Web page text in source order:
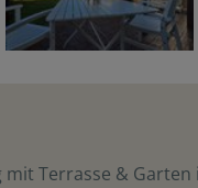
mit Terrasse &